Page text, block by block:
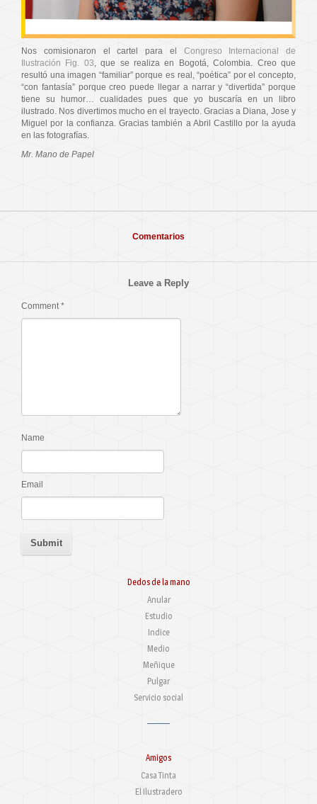
Nos comisionaron el cartel para el Congreso Internacional de
Ilustración Fig. 03 , que se realiza en Bogotá, Colombia. Creo que
resultó una imagen “familiar” porque es real, “poética” por el concepto,
“con fantasía” porque creo puede llegar a narrar y “divertida” porque
tiene su humor… cualidades pues que yo buscaría en un libro
ilustrado. Nos divertimos mucho en el trayecto. Gracias a Diana, Jose y
Miguel por la confianza. Gracias también a Abril Castillo por la ayuda
en las fotografías.
Mr. Mano de Papel
Comentarios
Leave a Reply
Comment *
Name
Email
Dedos de la mano
Anular
Estudio
Indice
Medio
Meñique
Pulgar
Servicio social
Amigos
Casa Tinta
El Ilustradero